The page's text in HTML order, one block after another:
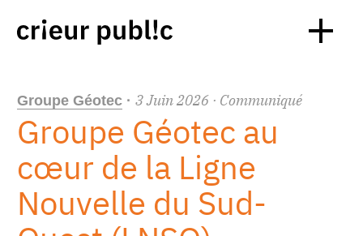
Groupe Géotec · 3Juin2026 · Communiqué
Groupe Géotec au
cœur de la Ligne
Nouvelle du Sud-